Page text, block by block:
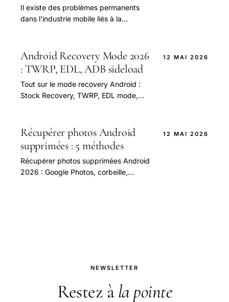
Il existe des problèmes permanents
dans l'industrie mobile liés à la
technologiquement.
Android Recovery Mode 2026
: TWRP, EDL, ADB sideload
Tout sur le mode recovery Android :
Stock Recovery, TWRP, EDL mode,
bootloader.
12 MAI 2026
Récupérer photos Android
supprimées : 5 méthodes
Récupérer photos supprimées Android
2026 : Google Photos, corbeille,
12 MAI 2026
NEWSLETTER
Restez à la pointe